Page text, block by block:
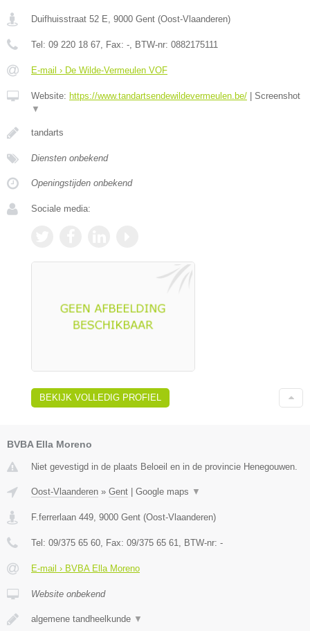
Duifhuisstraat 52 E, 9000 Gent (Oost-Vlaanderen)
Tel: 09 220 18 67, Fax: -, BTW-nr: 0882175111
E-mail › De Wilde-Vermeulen VOF
Website: https://www.tandartsendewildevermeulen.be/
Screenshot
▼
tandarts
Diensten onbekend
Openingstijden onbekend
Sociale media:
BEKIJK VOLLEDIG PROFIEL
BVBA Ella Moreno
Niet gevestigd in de plaats Beloeil en in de provincie Henegouwen.
Oost-Vlaanderen » Gent Google maps ▼
F.ferrerlaan 449, 9000 Gent (Oost-Vlaanderen)
Tel: 09/375 65 60, Fax: 09/375 65 61, BTW-nr: -
E-mail › BVBA Ella Moreno
Website onbekend
algemene tandheelkunde ▼